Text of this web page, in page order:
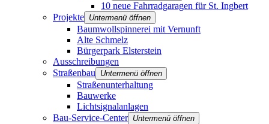
10 neue Fahrradgaragen für St. Ingbert
Projekte Untermenü öffnen
Baumwollspinnerei mit Vernunft
Alte Schmelz
Bürgerpark Elsterstein
Ausschreibungen
Straßenbau
Untermenü öffnen
Straßenunterhaltung
Bauwerke
Lichtsignalanlagen
Bau-Service-Center Untermenü öffnen